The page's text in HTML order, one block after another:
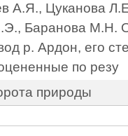
А.Я., Цуканова
Баранова М.Н.
р. Ардон, его
по резу
природы